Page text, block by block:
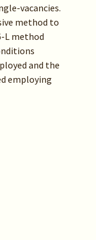
vacancies.
method to
L method
and the
employing